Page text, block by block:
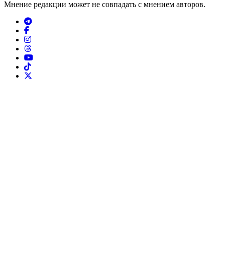
Мнение редакции может не совпадать с мнением авторов.